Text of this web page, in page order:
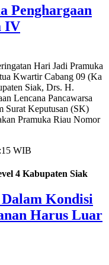
Penghargaan
IV
Hari Jadi Pramuka
Kwartir Cabang 09 (Ka
Siak, Drs. H.
Lencana Pancawarsa
Surat Keputusan (SK)
Pramuka Riau Nomor
WIB
4 Kabupaten Siak
Kondisi
Harus Luar